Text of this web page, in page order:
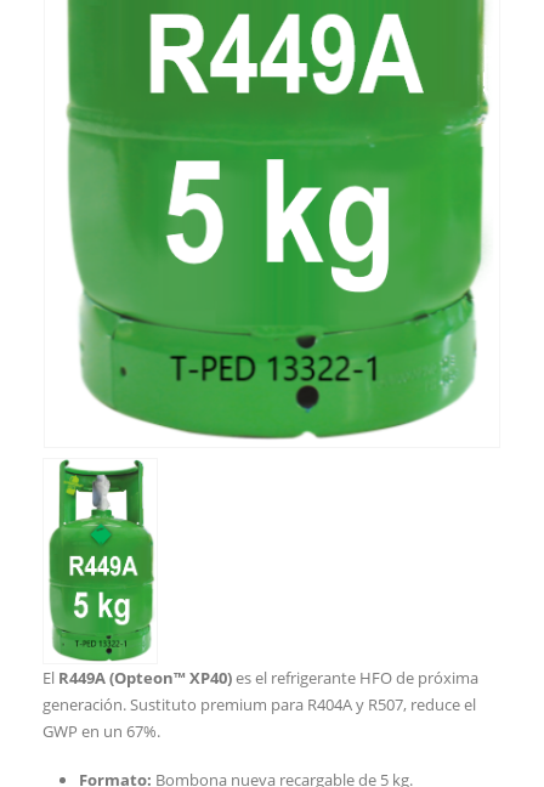
El R449A (Opteon™ XP40)es el refrigerante HFO de próxima
generación. Sustituto premium para R404A y R507, reduce el
GWP en un 67%.
Formato: Bombona nueva recargable de 5 kg.